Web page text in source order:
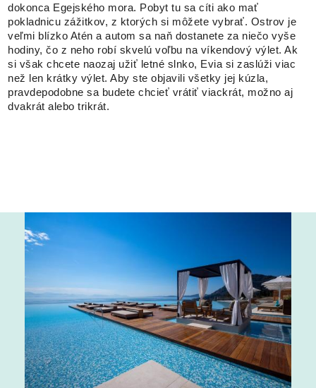
dokonca Egejského mora. Pobyt tu sa cíti ako mať
pokladnicu zážitkov, z ktorých si môžete vybrať. Ostrov je
veľmi blízko Atén a autom sa naň dostanete za niečo vyše
hodiny, čo z neho robí skvelú voľbu na víkendový výlet. Ak
si však chcete naozaj užiť letné slnko, Evia si zaslúži viac
než len krátky výlet. Aby ste objavili všetky jej kúzla,
pravdepodobne sa budete chcieť vrátiť viackrát, možno aj
dvakrát alebo trikrát.